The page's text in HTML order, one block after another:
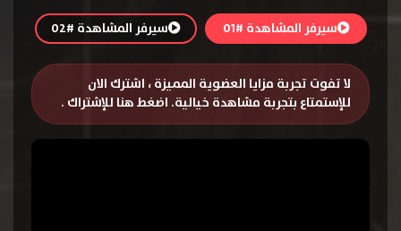
سيرفر المشاهدة #01 سيرفر المشاهدة #02
لا تفوت تجربة مزايا العضوية المميزة ، اشترك الان
للإستمتاع بتجربة مشاهدة خيالية. اضغط هنا للإشتراك .